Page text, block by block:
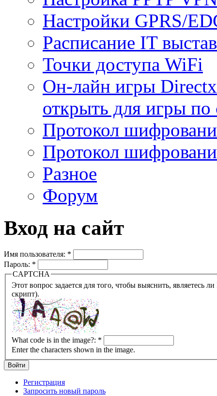
Настройки GPRS/
Расписание IT
Точки доступа WiFi
Он-лайн игры
открыть для игры по
Протокол
Протокол
Разное
Форум
Вход на сайт
Имя пользователя: *
Пароль: *
CAPTCHA
Этот вопрос задается для того, чтобы выяснить, являетесь ли Вы человеком или представляете из себя робота
скрипт).
What code is in the image?: *
Enter the characters shown in the image.
Регистрация
Запросить новый пароль